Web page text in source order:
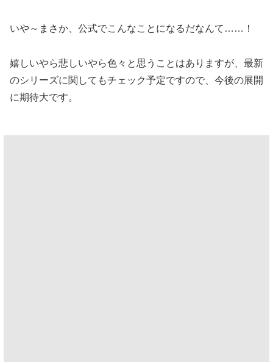
いや～まさか、公式でこんなことになるだなんて……！
嬉しいやら悲しいやら色々と思うことはありますが、最新
のシリーズに関してもチェック予定ですので、今後の展開
に期待大です。